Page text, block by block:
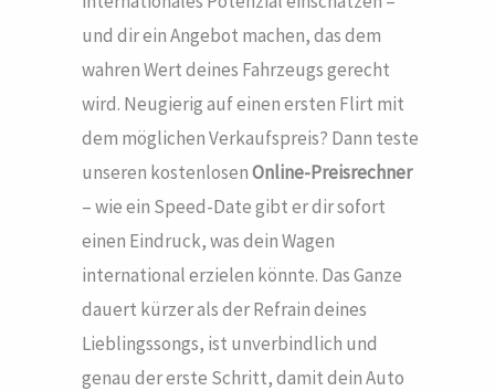
und dir ein Angebot machen, das dem
wahren Wert deines Fahrzeugs gerecht
wird. Neugierig auf einen ersten Flirt mit
dem möglichen Verkaufspreis? Dann teste
unseren kostenlosenOnline-Preisrechner
– wie ein Speed-Date gibt er dir sofort
einen Eindruck, was dein Wagen
international erzielen könnte. Das Ganze
dauert kürzer als der Refrain deines
Lieblingssongs, ist unverbindlich und
genau der erste Schritt, damit dein Auto